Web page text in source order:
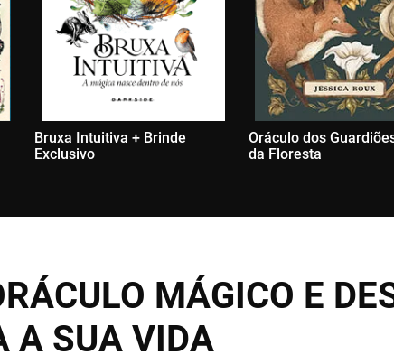
Bruxa Intuitiva + Brinde
Exclusivo
Oráculo dos
da Floresta
MÁGICO E
A SUA VIDA